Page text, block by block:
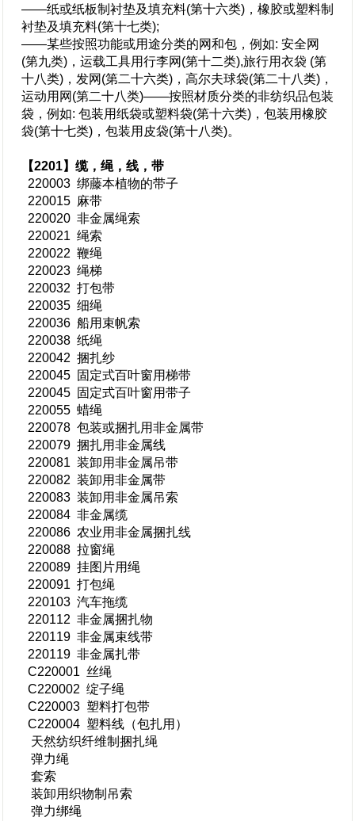
——纸或纸板制衬垫及填充料(第十六类)，橡胶或塑料制
衬垫及填充料(第十七类);
——某些按照功能或用途分类的网和包，例如: 安全网
(第九类)，运载工具用行李网(第十二类),旅行用衣袋 (第
十八类)，发网(第二十六类)，高尔夫球袋(第二十八类)，
运动用网(第二十八类)——按照材质分类的非纺织品包装
袋，例如: 包装用纸袋或塑料袋(第十六类)，包装用橡胶
袋(第十七类)，包装用皮袋(第十八类)。
【2201】缆，绳，线，带
220003 绑藤本植物的带子
220015 麻带
220020 非金属绳索
220021 绳索
220022 鞭绳
220023 绳梯
220032 打包带
220035 细绳
220036 船用束帆索
220038 纸绳
220042 捆扎纱
220045 固定式百叶窗用梯带
220045 固定式百叶窗用带子
220055 蜡绳
220078 包装或捆扎用非金属带
220079 捆扎用非金属线
220081 装卸用非金属吊带
220082 装卸用非金属带
220083 装卸用非金属吊索
220084 非金属缆
220086 农业用非金属捆扎线
220088 拉窗绳
220089 挂图片用绳
220091 打包绳
220103 汽车拖缆
220112 非金属捆扎物
220119 非金属束线带
220119 非金属扎带
C220001 丝绳
C220002 绽子绳
C220003 塑料打包带
C220004 塑料线（包扎用）
天然纺织纤维制捆扎绳
弹力绳
套索
装卸用织物制吊索
弹力绑绳